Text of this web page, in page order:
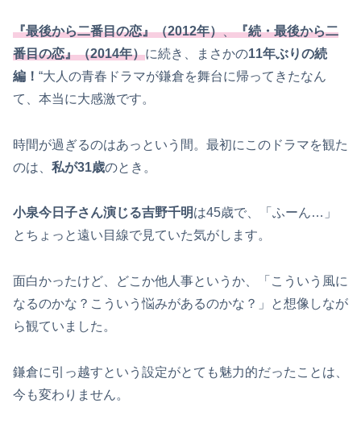
『最後から二番目の恋』（2012年）、『続・最後から二
番目の恋』（2014年）に続き、まさかの11年ぶりの続
編！ “大人の青春ドラマが鎌倉を舞台に帰ってきたなん
て、本当に大感激です。
時間が過ぎるのはあっという間。最初にこのドラマを観た
のは、 私が31歳のとき。
小泉今日子さん演じる吉野千明は45歳で、「ふーん…」
とちょっと遠い目線で見ていた気がします。
面白かったけど、どこか他人事というか、「こういう風に
なるのかな？こういう悩みがあるのかな？」と想像しなが
ら観ていました。
鎌倉に引っ越すという設定がとても魅力的だったことは、
今も変わりません。